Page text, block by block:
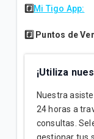
#️⃣Mi Tigo App:
#️⃣ Puntos de
¡Utiliza
Nuestra
24 horas a
consultas.